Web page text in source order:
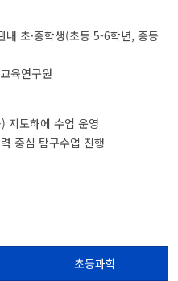
내 초·중학생(초등 5-6학년, 중등
육연구원
지도하에 수업 운영
중심 탐구수업 진행
초등과학